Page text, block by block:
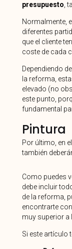
presupuesto,
Normalmente,
diferentes
que el cliente
coste de cada
Dependiendo
la reforma,
elevado (no
este punto,
fundamental
Pintura
Por último, en
también
Como puedes
debe incluir
de la reforma,
encontrarte
muy superior a
Si este artículo